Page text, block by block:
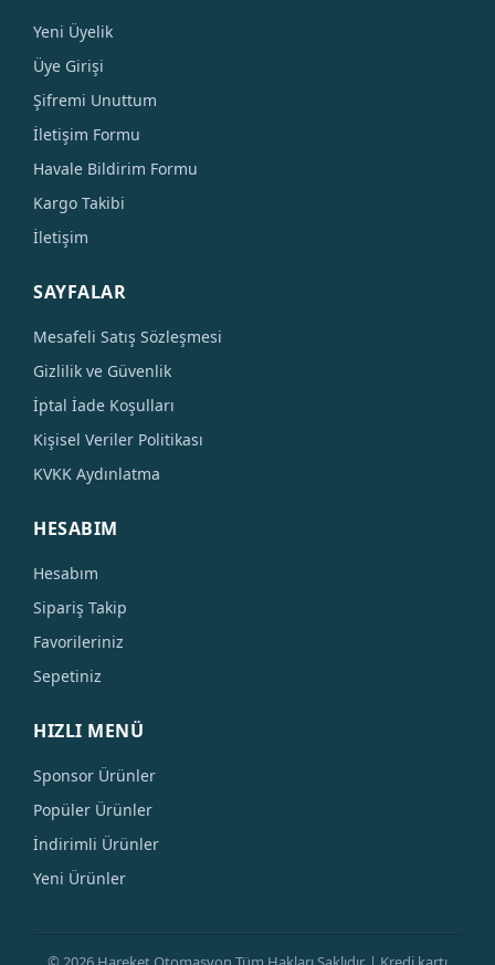
Yeni Üyelik
Üye Girişi
Şifremi Unuttum
İletişim Formu
Havale Bildirim Formu
Kargo Takibi
İletişim
SAYFALAR
Mesafeli Satış Sözleşmesi
Gizlilik ve Güvenlik
İptal İade Koşulları
Kişisel Veriler Politikası
KVKK Aydınlatma
HESABIM
Hesabım
Sipariş Takip
Favorileriniz
Sepetiniz
HIZLI MENÜ
Sponsor Ürünler
Popüler Ürünler
İndirimli Ürünler
Yeni Ürünler